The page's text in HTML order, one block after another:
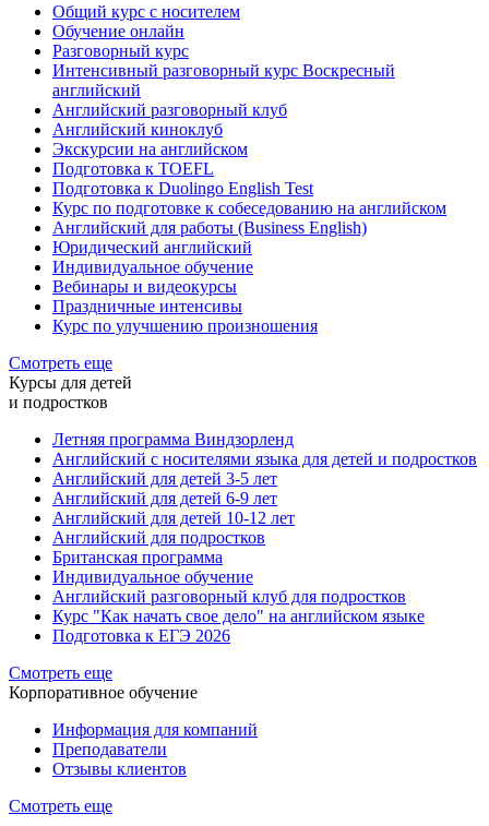
Общий курс с носителем
Обучение онлайн
Разговорный курс
Интенсивный разговорный курс Воскресный
английский
Английский разговорный клуб
Английский киноклуб
Экскурсии на английском
Подготовка к TOEFL
Подготовка к Duolingo English Test
Курс по подготовке к собеседованию на английском
Английский для работы (Business English)
Юридический английский
Индивидуальное обучение
Вебинары и видеокурсы
Праздничные интенсивы
Курс по улучшению произношения
Смотреть еще
Курсы для детей
и подростков
Летняя программа Виндзорленд
Английский с носителями языка для детей и подростков
Английский для детей 3-5 лет
Английский для детей 6-9 лет
Английский для детей 10-12 лет
Английский для подростков
Британская программа
Индивидуальное обучение
Английский разговорный клуб для подростков
Курс "Как начать свое дело" на английском языке
Подготовка к ЕГЭ 2026
Смотреть еще
Корпоративное обучение
Информация для компаний
Преподаватели
Отзывы клиентов
Смотреть еще